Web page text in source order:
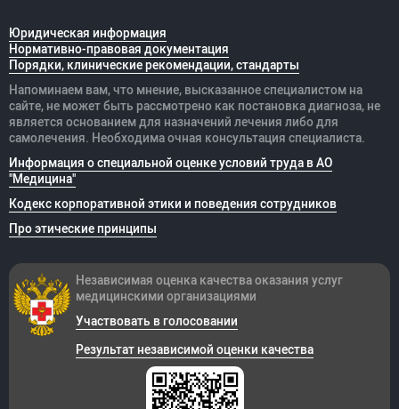
Юридическая информация
Нормативно-правовая документация
Порядки, клинические рекомендации, стандарты
Напоминаем вам, что мнение, высказанное специалистом на
сайте, не может быть рассмотрено как постановка диагноза, не
является основанием для назначений лечения либо для
самолечения. Необходима очная консультация специалиста.
Информация о специальной оценке условий труда в АО
"Медицина"
Кодекс корпоративной этики и поведения сотрудников
Про этические принципы
Независимая оценка качества оказания услуг
медицинскими организациями
Участвовать в голосовании
Результат независимой оценки качества